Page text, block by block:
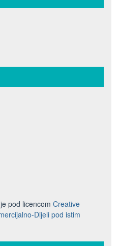
pod licencom Creative
Dijeli pod istim